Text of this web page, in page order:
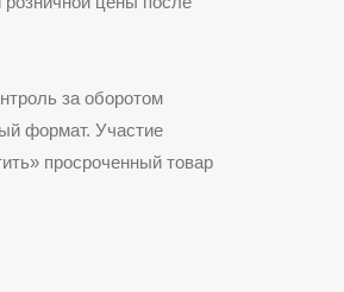
за оборотом
формат. Участие
просроченный товар